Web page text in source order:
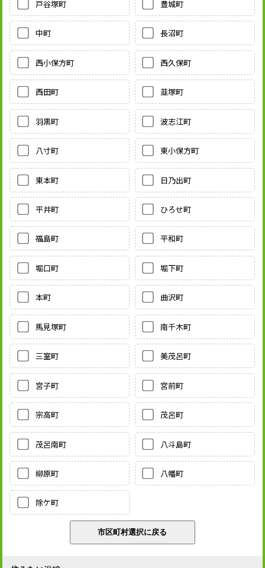
戸谷塚町 豊城町
中町 長沼町
西小保方町 西久保町
西田町 韮塚町
羽黒町 波志江町
八寸町 東小保方町
東本町 日乃出町
平井町 ひろせ町
福島町 平和町
堀口町 堀下町
本町 曲沢町
馬見塚町 南千木町
三室町 美茂呂町
宮子町 宮前町
宗高町 茂呂町
茂呂南町 八斗島町
柳原町 八幡町
除ケ町